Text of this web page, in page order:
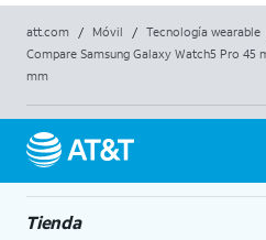
att.com / Móvil / Tecnología wearable
Compare Samsung Galaxy Watch5 Pro 45
mm
Tienda